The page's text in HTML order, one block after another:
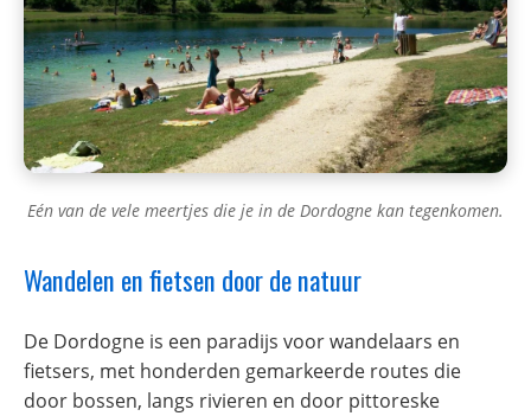
Eén van de vele meertjes die je in de Dordogne kan tegenkomen.
Wandelen en fietsen door de natuur
De Dordogne is een paradijs voor wandelaars en
fietsers, met honderden gemarkeerde routes die
door bossen, langs rivieren en door pittoreske